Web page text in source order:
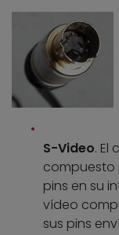
S-Video. El
compuesto
pins en su
vídeo
sus pins